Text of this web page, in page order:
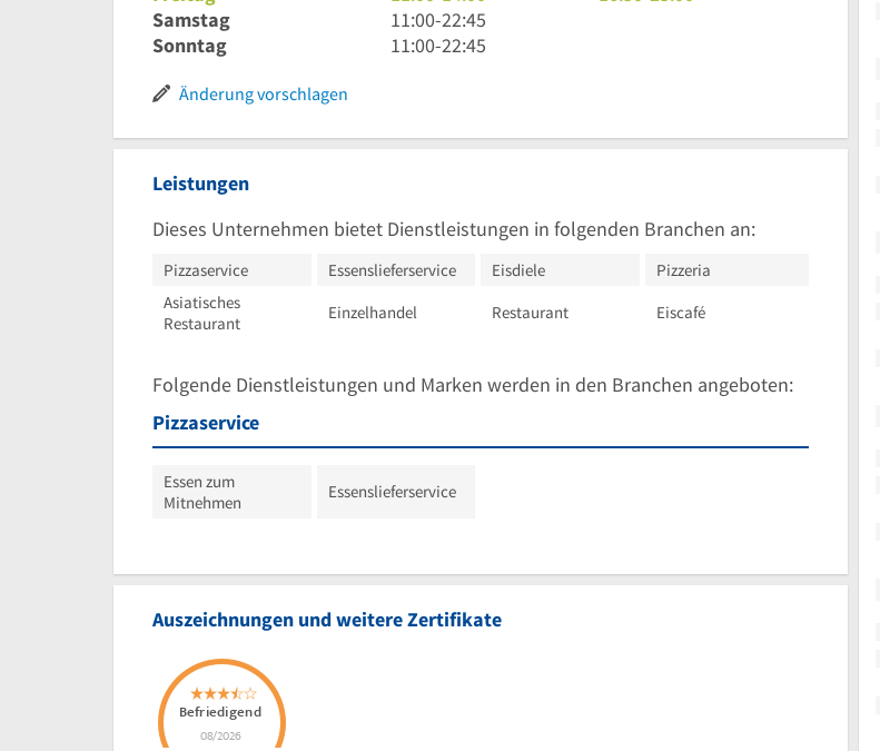
Uhr
14
Uhr
bis
14
Uhr
bis
Samstag
11
Uhr
45
11:00-22:45
Sonntag
11
Uhr
11:00-22:45
Änderung vorschlagen
Leistungen
Dieses Unternehmen bietet Dienstleistungen in folgenden Branchen an:
Pizzaservice Essenslieferservice Eisdiele
Pizzeria
Asiatisches
Restaurant
Einzelhandel Restaurant Eiscafé
Folgende Dienstleistungen und Marken werden in den Branchen angeboten:
Pizzaservice
Essen zum
Mitnehmen
Essenslieferservice
Auszeichnungen und weitere Zertifikate